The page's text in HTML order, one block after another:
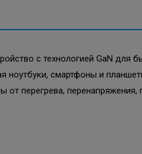
с технологией GaN
ноутбуки, смартфоны и
перегрева,